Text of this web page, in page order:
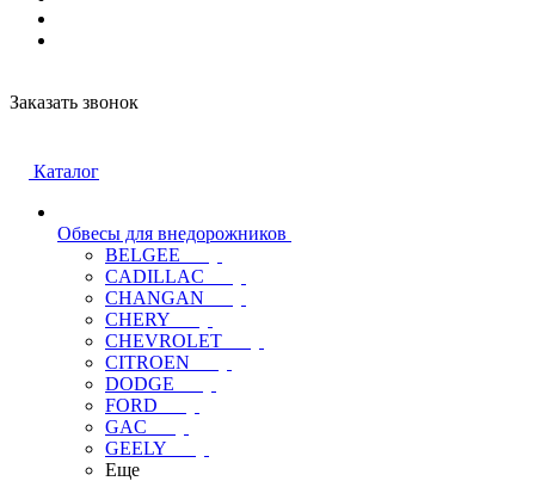
Заказать звонок
Каталог
Обвесы для внедорожников
BELGEE
CADILLAC
CHANGAN
CHERY
CHEVROLET
CITROEN
DODGE
FORD
GAC
GEELY
Еще